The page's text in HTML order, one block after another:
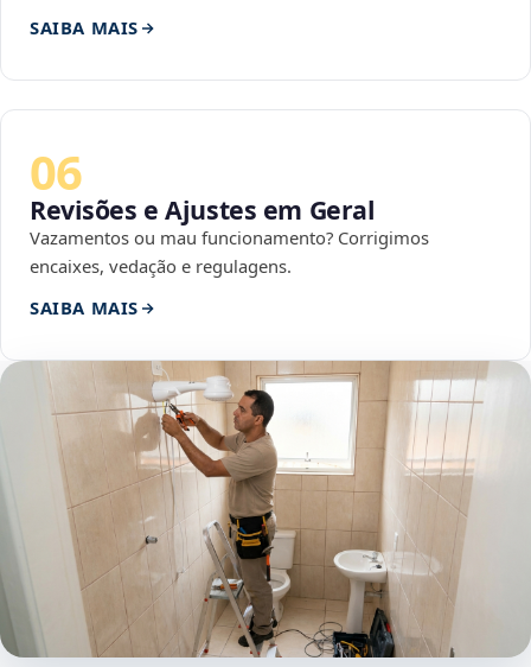
SAIBA MAIS
06
Revisões e Ajustes em Geral
Vazamentos ou mau funcionamento? Corrigimos
encaixes, vedação e regulagens.
SAIBA MAIS